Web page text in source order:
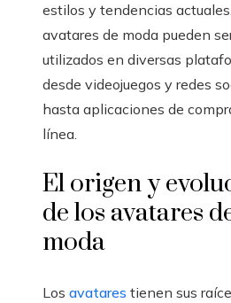
estilos y tendencias
avatares de moda pueden
utilizados en diversas
desde videojuegos y redes
hasta aplicaciones de
línea.
El origen y
de los avatares
moda
Los avatares tienen sus